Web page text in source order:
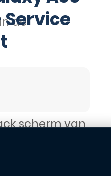
de
Service
scherm van